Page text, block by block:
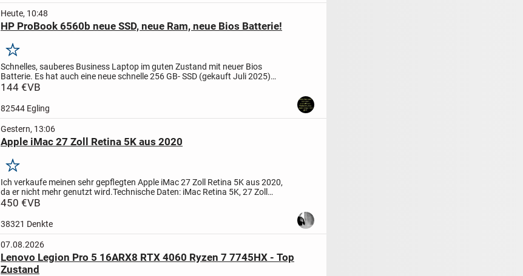
Heute, 10:48
HP ProBook 6560b neue SSD, neue Ram, neue Bios Batterie!
Merken
Schnelles, sauberes Business Laptop im guten Zustand mit neuer Bios
Batterie. Es hat auch eine neue schnelle 256 GB- SSD (gekauft Juli 2025)
sowie neue RAM bekommen und läuft nun wieder richtig flott....
144 €VB
82544 Egling
Gestern, 13:06
Apple iMac 27 Zoll Retina 5K aus 2020
Merken
Ich verkaufe meinen sehr gepflegten Apple iMac 27 Zoll Retina 5K aus 2020,
da er nicht mehr genutzt wird.Technische Daten:iMac Retina 5K, 27 Zoll
(2020)Prozessor: 3,1 GHz 6-Core Intel Core i5
450 €VB
38321 Denkte
07.08.2026
Lenovo Legion Pro 5 16ARX8 RTX 4060 Ryzen 7 7745HX - Top
Zustand